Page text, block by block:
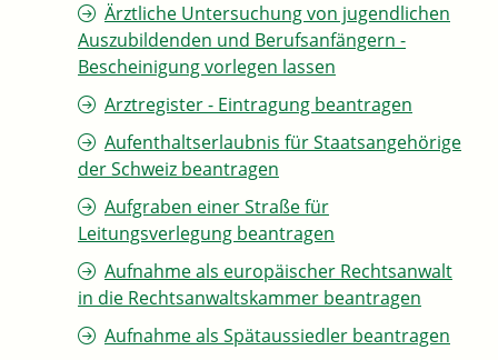
Ärztliche Untersuchung von jugendlichen
Auszubildenden und Berufsanfängern -
Bescheinigung vorlegen lassen
Arztregister - Eintragung beantragen
Aufenthaltserlaubnis für Staatsangehörige
der Schweiz beantragen
Aufgraben einer Straße für
Leitungsverlegung beantragen
Aufnahme als europäischer Rechtsanwalt
in die Rechtsanwaltskammer beantragen
Aufnahme als Spätaussiedler beantragen